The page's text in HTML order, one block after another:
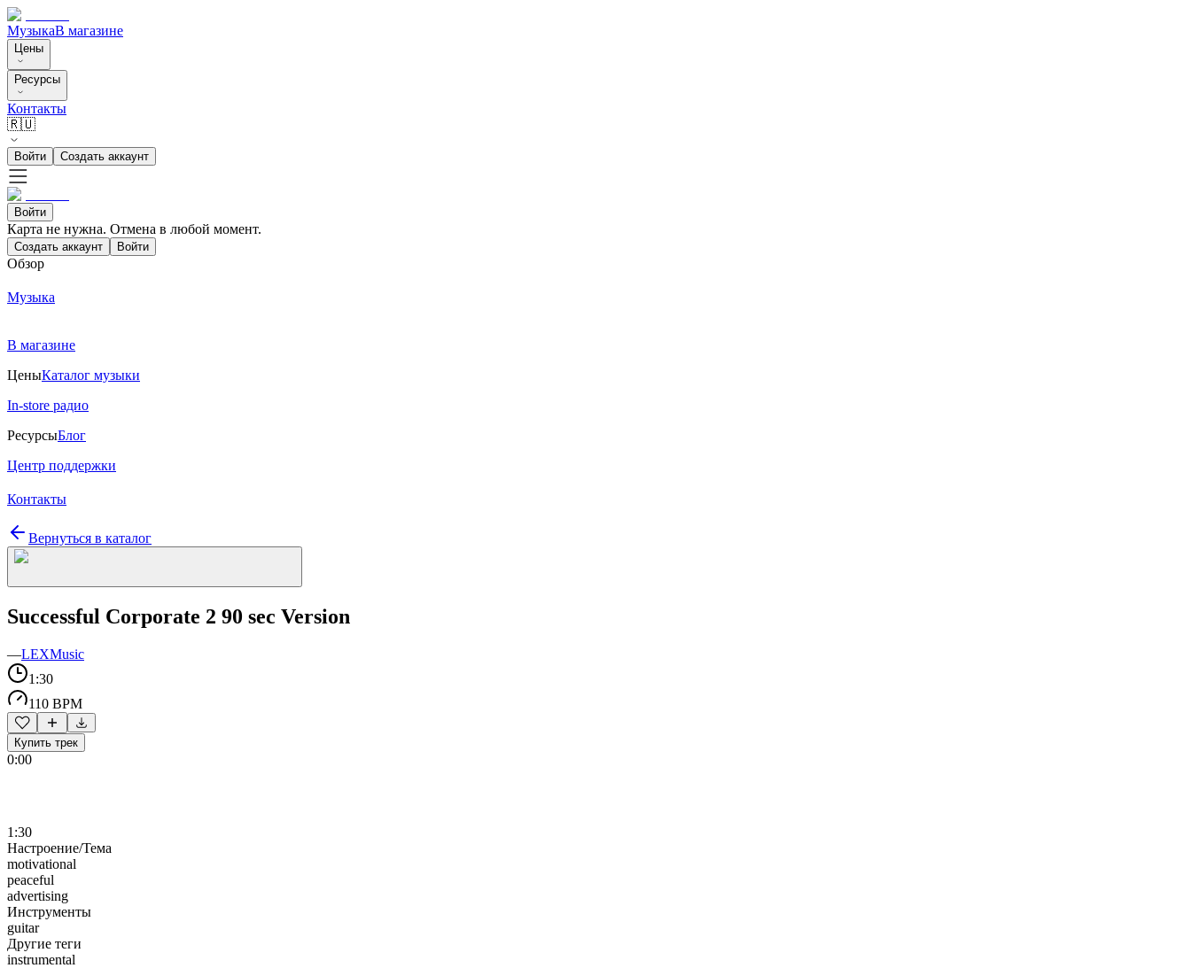
МузыкаВ магазине
Цены
Ресурсы
Контакты
🇷🇺
Войти Создать аккаунт
Войти
Карта не нужна. Отмена в любой момент.
Создать аккаунт Войти
Обзор
Музыка
В магазине
ЦеныКаталог музыки
In-store радио
РесурсыБлог
Центр поддержки
Контакты
Вернуться в каталог
Successful Corporate 2 90 sec Version
—LEXMusic
1:30
110 BPM
Купить трек
0:00
1:30
Настроение/Тема
motivational
peaceful
advertising
Инструменты
guitar
Другие теги
instrumental